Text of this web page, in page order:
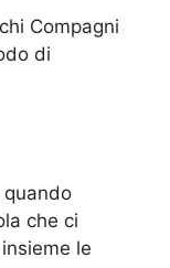
Compagni
di
quando
che ci
le